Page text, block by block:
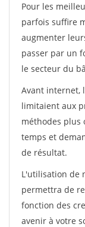
Pour les
parfois suffire
augmenter
passer par un
le secteur du
Avant internet,
limitaient aux
méthodes plus
temps et
de résultat.
L'utilisation de
permettra de
fonction des
avenir à votre